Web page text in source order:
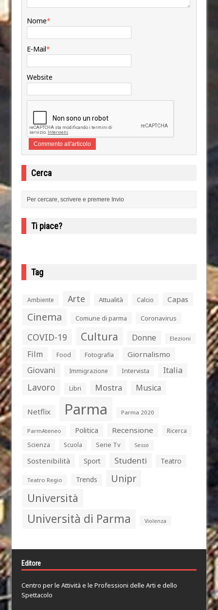
Nome*
E-Mail*
Website
Cerca
Ti piace?
Tag
Ambiente Arte Attualità Calcio Capas
Cinema Comune di parma Coronavirus
COVID-19 Cultura Donne Elezioni
Film Food Fotografia Giornalismo
Giovani Immigrazione Intervista Italia
Lavoro Libri Mostra Musica
Netflix Parma Parma 2020
ParmAteneo Politica Recensione
Ricerca
Scienza
Scuola Serie Tv Sesso
Sostenibilità Sport Studenti Teatro
Teatro Regio Trends Unipr
Università
Università di Parma Violenza
Editore
Centro per le Attività e le Professioni delle Arti e dello
Spettacolo